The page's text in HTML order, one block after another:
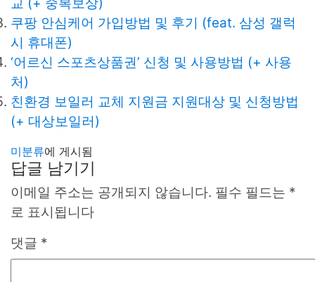
교 (+ 중복보상)
쿠팡 안심케어 가입방법 및 후기 (feat. 삼성 갤럭
시 휴대폰)
‘어르신 스포츠상품권’ 신청 및 사용방법 (+ 사용
처)
친환경 보일러 교체 지원금 지원대상 및 신청방법
(+ 대상보일러)
미분류에 게시됨
답글 남기기
이메일 주소는 공개되지 않습니다. 필수 필드는 *
로 표시됩니다
댓글 *